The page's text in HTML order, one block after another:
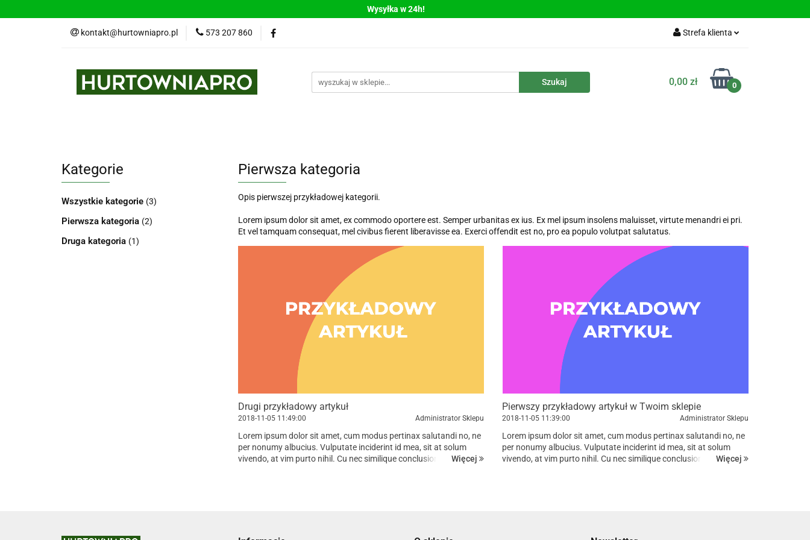
Wysyłka w 24h!
kontakt@hurtowniapro.pl 573 207 860 Strefa klienta
Zarejestruj się
0,00 zł 0
Bestsellery Nowości Polecamy WYPRZEDAŻ
Kategorie
Wszystkie kategorie (3)
Pierwsza kategoria (2)
Druga kategoria (1)
Pierwsza kategoria
Opis pierwszej przykładowej kategorii.
Lorem ipsum dolor sit amet, ex commodo oportere est. Semper urbanitas ex ius. Ex mel ipsum insolens maluisset, virtute menandri ei pri.
Et vel tamquam consequat, mel civibus fierent liberavisse ea. Exerci offendit est no, pro ea populo volutpat salutatus.
Drugi przykładowy artykuł
2018-11-05 11:49:00 Administrator Sklepu
Lorem ipsum dolor sit amet, cum modus pertinax salutandi no, ne
per nonumy albucius. Vulputate inciderint id mea, sit at solum
vivendo, at vim purto nihil. Cu nec similique conclusionemque, in
Więcej
Pierwszy przykładowy artykuł w Twoim sklepie
2018-11-05 11:39:00 Administrator Sklepu
Lorem ipsum dolor sit amet, cum modus pertinax salutandi no, ne
per nonumy albucius. Vulputate inciderint id mea, sit at solum
vivendo, at vim purto nihil. Cu nec similique conclusionemque, in
Więcej